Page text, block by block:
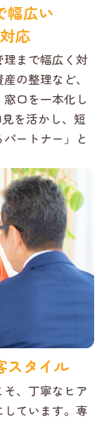
幅広い
応
まで幅広く対
の整理など、
口を一本化し
を活かし、短
ートナー」と
スタイル
、丁寧なヒア
ています。専